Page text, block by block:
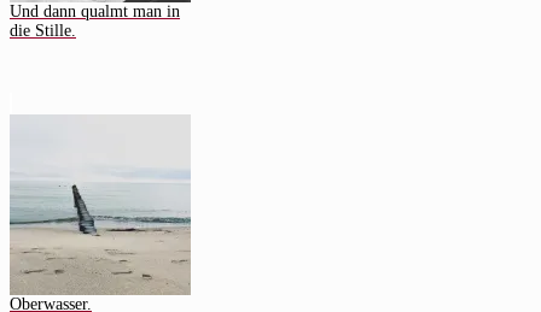
Und dann qualmt man in
die Stille.
Oberwasser.